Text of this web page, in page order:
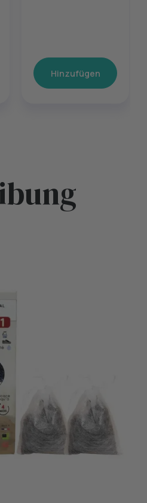
Hinzufügen